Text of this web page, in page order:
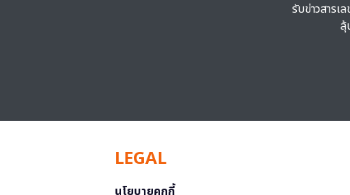
รับข่าวสารเ
ลุ้
LEGAL
นโยบายคุกกี้